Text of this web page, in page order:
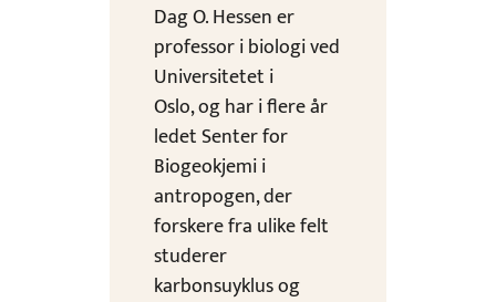
Dag O. Hessen er
professor i biologi ved
Universitetet i
Oslo, og har i flere år
ledet Senter for
Biogeokjemi i
antropogen, der
forskere fra ulike felt
studerer
karbonsuyklus og